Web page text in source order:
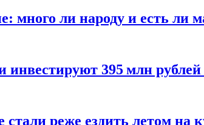
много ли народу и есть ли
инвестируют 395 млн
стали реже ездить летом на